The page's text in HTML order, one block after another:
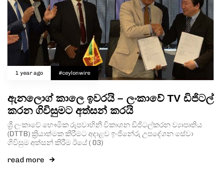
1 year ago #ceylonwire
ඇනලොග් කාලෙ ඉවරයි – ලංකාවේ TV ඩිජිටල්
කරන ගිවිසුමට අත්සන් කරයි
ශ්‍රී ලංකාවේ භෞමික රූපවාහිනී විකාශන ඩිජිටල්කරන ව්‍යාපෘතිය
(DTTB) ක්‍රියාත්මක කිරීමට අදාළව ඉංජිනේරු උපදේශන සේවා
ගිවිසුම අත්සන් කිරීම ඊයේ ( 03)
read more